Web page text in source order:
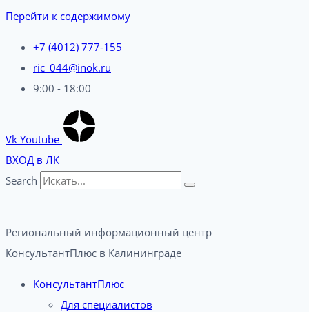
Перейти к содержимому
+7 (4012) 777-155
ric_044@inok.ru
9:00 - 18:00
Vk Youtube
ВХОД в ЛК
Search
Региональный информационный центр
КонсультантПлюс в Калининграде​
КонсультантПлюс
Для специалистов